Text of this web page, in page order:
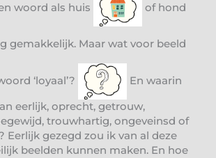
woord als huis of hond
gemakkelijk. Maar wat voor beeld
‘loyaal’? En waarin
eerlijk, oprecht, getrouw,
trouwhartig, ongeveinsd of
Eerlijk gezegd zou ik van al deze
beelden kunnen maken. En hoe